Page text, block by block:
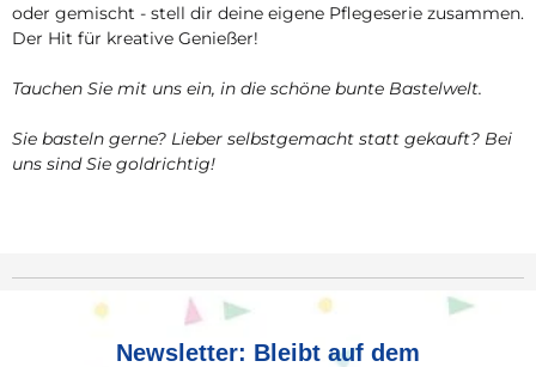
oder gemischt - stell dir deine eigene Pflegeserie zusammen.
Der Hit für kreative Genießer!
Tauchen Sie mit uns ein, in die schöne bunte Bastelwelt.
Sie basteln gerne? Lieber selbstgemacht statt gekauft? Bei
uns sind Sie goldrichtig!
Newsletter: Bleibt auf dem